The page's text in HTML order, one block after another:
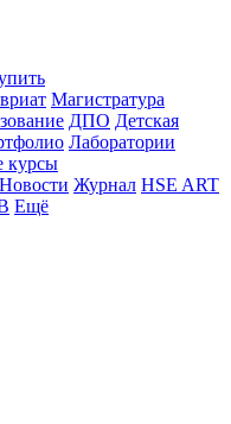
Магистратура
ДПО Детская
Лаборатории
курсы
Новости Журнал HSE ART
Ещё